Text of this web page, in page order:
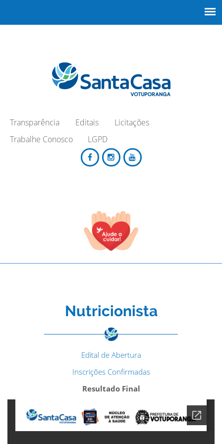
Transparência Editais
Licitações
Trabalhe Conosco
LGPD
Nutricionista
Edital de Abertura
Inscrições Confirmadas
Resultado Final